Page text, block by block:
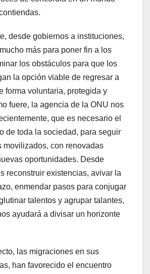
desde gobiernos a instituciones,
más para poner fin a los
los obstáculos para que los
la opción viable de regresar a
forma voluntaria, protegida y
fuere, la agencia de la ONU nos
que es necesario el
de toda la sociedad, para seguir
movilizados, con renovadas
oportunidades. Desde
reconstruir existencias, avivar la
enmendar pasos para conjugar
talentos y agrupar talantes,
ayudará a divisar un horizonte
migraciones en sus
han favorecido el encuentro